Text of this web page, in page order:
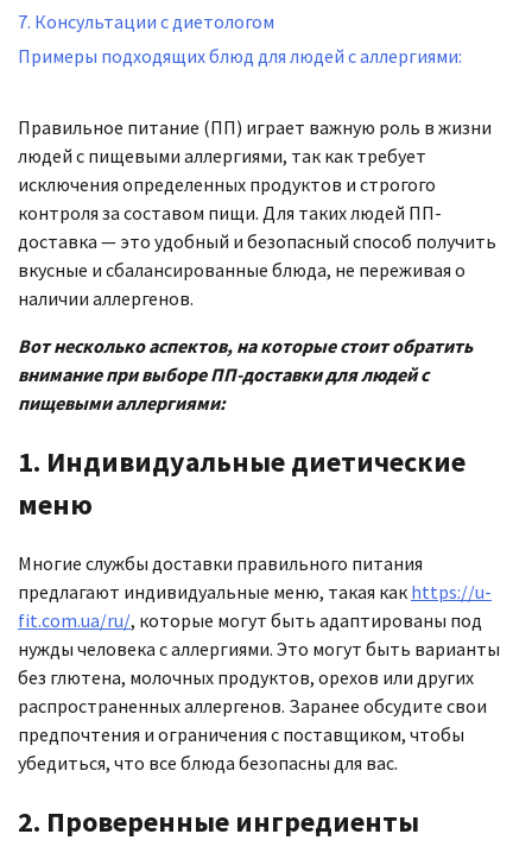
7. Консультации с диетологом
Примеры подходящих блюд для людей с аллергиями:
Правильное питание (ПП) играет важную роль в жизни
людей с пищевыми аллергиями, так как требует
исключения определенных продуктов и строгого
контроля за составом пищи. Для таких людей ПП-
доставка — это удобный и безопасный способ получить
вкусные и сбалансированные блюда, не переживая о
наличии аллергенов.
Вот несколько аспектов, на которые стоит обратить
внимание при выборе ПП-доставки для людей с
пищевыми аллергиями:
1. Индивидуальные диетические
меню
Многие службы доставки правильного питания
предлагают индивидуальные меню, такая как https://u-
fit.com.ua/ru/, которые могут быть адаптированы под
нужды человека с аллергиями. Это могут быть варианты
без глютена, молочных продуктов, орехов или других
распространенных аллергенов. Заранее обсудите свои
предпочтения и ограничения с поставщиком, чтобы
убедиться, что все блюда безопасны для вас.
2. Проверенные ингредиенты